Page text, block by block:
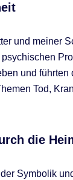
und meiner
und führten
Tod,
die
Symbolik